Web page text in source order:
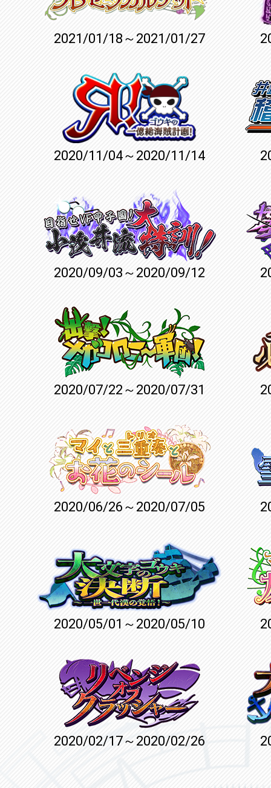
2021/01/18～2021/01/27
2020/11/04～2020/11/14
2020/09/03～2020/09/12
2020/07/22～2020/07/31
2020/06/26～2020/07/05
2020/05/01～2020/05/10
2020/02/17～2020/02/26